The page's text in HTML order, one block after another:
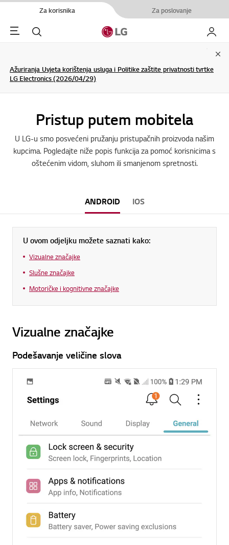
Za korisnika Za poslovanje
Menu Pretraživanje My LG
Ažuriranja Uvjeta korištenja usluga i Politike zaštite privatnosti tvrtke
LG Electronics (2026/04/29)
Pristup putem mobitela
U LG-u smo posvećeni pružanju pristupačnih proizvoda našim
kupcima. Pogledajte niže popis funkcija za pomoć korisnicima s
oštećenim vidom, sluhom ili smanjenom spretnosti.
ANDROID IOS
U ovom odjeljku možete saznati kako:
Vizualne značajke
Slušne značajke
Motoričke i kognitivne značajke
Vizualne značajke
Podešavanje veličine slova